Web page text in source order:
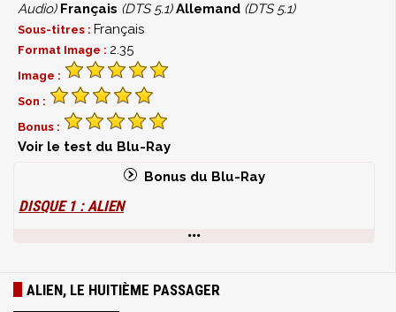
Audio) Français (DTS 5.1) Allemand (DTS 5.1)
Sous-titres : Français
Format Image : 2.35
Image :
Son :
Bonus :
Voir le test du Blu-Ray
Bonus du Blu-Ray
DISQUE 1 : ALIEN
réalisateur Ridley Scott
ALIEN, LE HUITIÈME PASSAGER